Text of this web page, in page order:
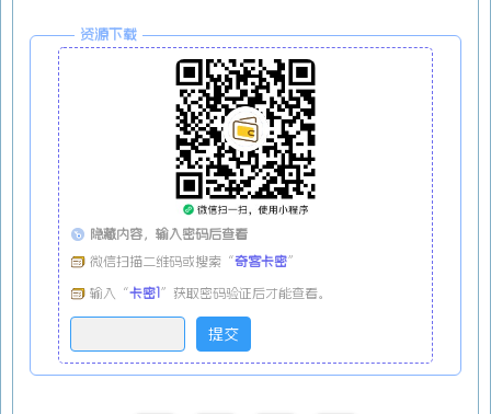
资源下载
隐藏内容，输入密码后查看
微信扫描二维码或搜索“奇客卡密”
输入“卡密1 ”获取密码验证后才能查看。